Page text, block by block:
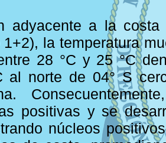
adyacente a la costa
la temperatura
28 °C y 25 °C
al norte de 04° S
positivas y se
núcleos